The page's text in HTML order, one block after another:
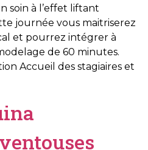
soin à l’effet liftant
journée vous maitriserez
et pourrez intégrer à
de 60 minutes.
Accueil des stagiaires et